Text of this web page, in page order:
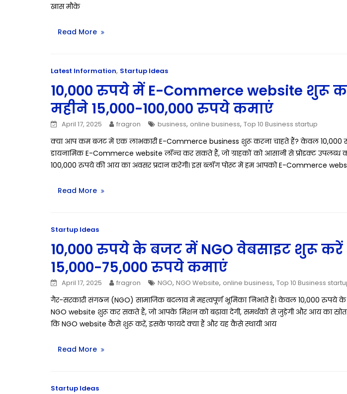
खास मौके
Read More
Latest Information, Startup Ideas
10,000 रुपये में E-Commerce website शुरू
महीने 15,000-100,000 रुपये कमाएं
April 17, 2025 fragron business, online business, Top 10 Business startup
क्या आप कम बजट में एक लाभकारी E-Commerce business शुरू करना चाहते हैं? केवल
डायनामिक E-Commerce website लॉन्च कर सकते हैं, जो ग्राहकों को आसानी से प्रोडक्ट उपलब्ध
100,000 रुपये की आय का अवसर प्रदान करेगी। इस ब्लॉग पोस्ट में हम आपको E-Commerce
Read More
Startup Ideas
10,000 रुपये के बजट में NGO वेबसाइट शुरू
15,000-75,000 रुपये कमाएं
April 17, 2025 fragron NGO, NGO Website, online business, Top 10 Business
गैर-सरकारी संगठन (NGO) सामाजिक बदलाव में महत्वपूर्ण भूमिका निभाते हैं। केवल 10,000 रुपये
NGO website शुरू कर सकते हैं, जो आपके मिशन को बढ़ावा देगी, समर्थकों से जुड़ेगी और आय का स्रोत
कि NGO website कैसे शुरू करें, इसके फायदे क्या हैं और यह कैसे स्थायी आय
Read More
Startup Ideas